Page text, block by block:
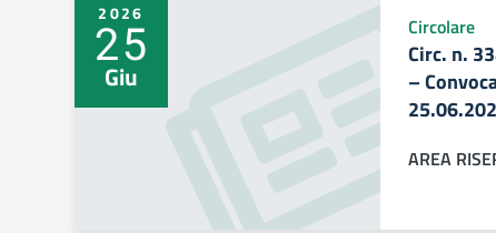
2026
25
Giu
Circolare
Circ. n.
–
AREA